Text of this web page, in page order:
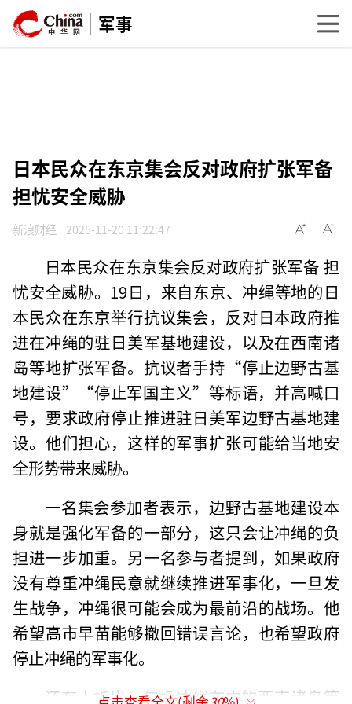
军事
日本民众在东京集会反对政府扩张军备
担忧安全威胁
新浪财经 2025-11-20 11:22:47
日本民众在东京集会反对政府扩张军备 担
忧安全威胁。19日，来自东京、冲绳等地的日
本民众在东京举行抗议集会，反对日本政府推
进在冲绳的驻日美军基地建设，以及在西南诸
岛等地扩张军备。抗议者手持“停止边野古基
地建设”“停止军国主义”等标语，并高喊口
号，要求政府停止推进驻日美军边野古基地建
设。他们担心，这样的军事扩张可能给当地安
全形势带来威胁。
一名集会参加者表示，边野古基地建设本
身就是强化军备的一部分，这只会让冲绳的负
担进一步加重。另一名参与者提到，如果政府
没有尊重冲绳民意就继续推进军事化，一旦发
生战争，冲绳很可能会成为最前沿的战场。他
希望高市早苗能够撤回错误言论，也希望政府
停止冲绳的军事化。
还有人指出，包括冲绳在内的西南诸岛等